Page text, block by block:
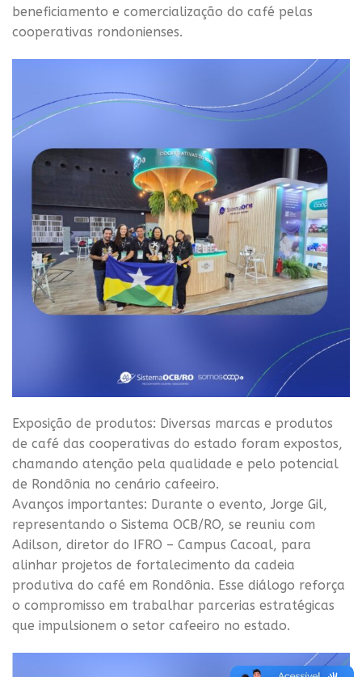
beneficiamento e comercialização do café pelas
cooperativas rondonienses.
Exposição de produtos: Diversas marcas e produtos
de café das cooperativas do estado foram expostos,
chamando atenção pela qualidade e pelo potencial
de Rondônia no cenário cafeeiro.
Avanços importantes: Durante o evento, Jorge Gil,
representando o Sistema OCB/RO, se reuniu com
Adilson, diretor do IFRO – Campus Cacoal, para
alinhar projetos de fortalecimento da cadeia
produtiva do café em Rondônia. Esse diálogo reforça
o compromisso em trabalhar parcerias estratégicas
que impulsionem o setor cafeeiro no estado.